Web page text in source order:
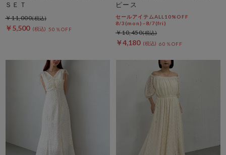
ＳＥＴ
￥5,500 50％OFF
￥11,000
ピース
セールアイテムALL10%OFF
8/3(mon)~8/7(fri)
￥4,180 60％OFF
￥10,450